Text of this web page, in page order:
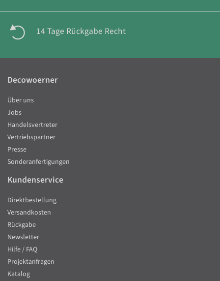
14 Tage Rückgabe Recht
Decowoerner
Über uns
Jobs
Handelsvertreter
Vertriebspartner
Presse
Sonderanfertigungen
Kundenservice
Direktbestellung
Versandkosten
Rückgabe
Newsletter
Hilfe / FAQ
Projektanfragen
Katalog